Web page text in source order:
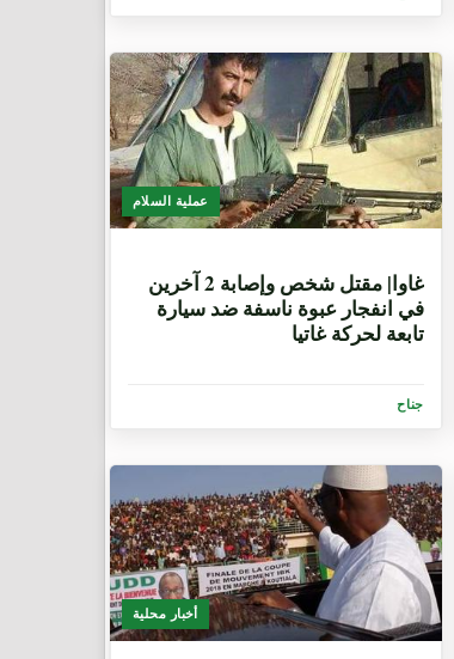
عملية السلام
غاوا| مقتل شخص وإصابة 2 آخرين
في انفجار عبوة ناسفة ضد سيارة
تابعة لحركة غاتيا
جناح
أخبار محلية